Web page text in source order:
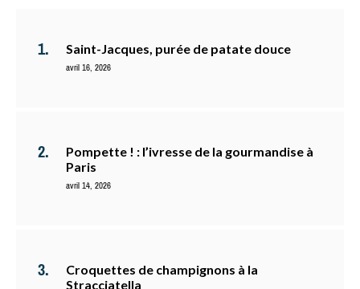
Saint-Jacques, purée de patate douce
avril 16, 2026
Pompette ! : l’ivresse de la gourmandise à
Paris
avril 14, 2026
Croquettes de champignons à la
Stracciatella